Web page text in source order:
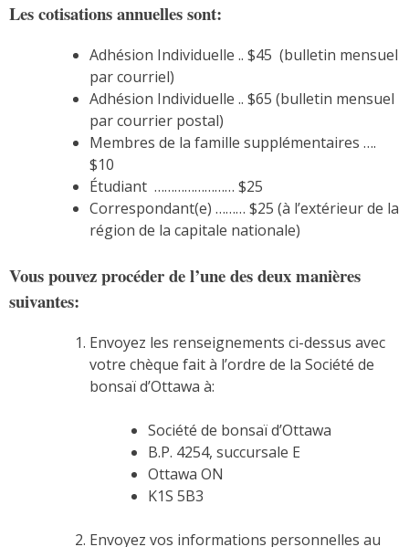
Les cotisations annuelles sont:
Adhésion Individuelle .. $45 (bulletin mensuel
par courriel)
Adhésion Individuelle .. $65 (bulletin mensuel
par courrier postal)
Membres de la famille supplémentaires ….
$10
Étudiant …………………… $25
Correspondant(e) ……… $25 (à l’extérieur de la
région de la capitale nationale)
Vous pouvez procéder de l’une des deux manières
suivantes:
Envoyez les renseignements ci-dessus avec
votre chèque fait à l’ordre de la Société de
bonsaï d’Ottawa à:
Société de bonsaï d’Ottawa
B.P. 4254, succursale E
Ottawa ON
K1S 5B3
Envoyez vos informations personnelles au